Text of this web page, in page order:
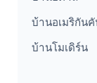
บ้านอเมริกัน
บ้านโมเดิร์น